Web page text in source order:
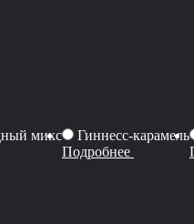
микс
Гиннесс-карамель
Подробнее